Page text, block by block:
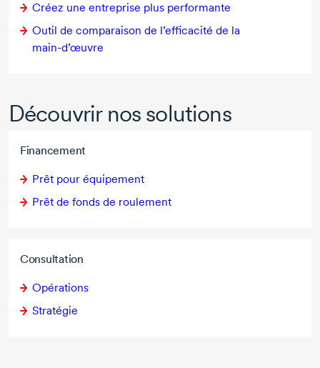
Créez une entreprise plus performante
Outil de comparaison de l’efficacité de la
main-d’œuvre
Découvrir nos solutions
Financement
Prêt pour équipement
Prêt de fonds de roulement
Consultation
Opérations
Stratégie